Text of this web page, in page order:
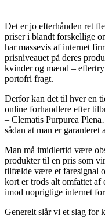
Det er jo efterhånden ret
priser i blandt forskellige
har massevis af internet
prisniveauet på deres
kvinder og mænd –
portofri fragt.
Derfor kan det til hver en
online forhandlere efter
– Clematis Purpurea
sådan at man er garanteret
Man må imidlertid være
produkter til en pris som
tilfælde være et faresignal
kort er trods alt omfattet af
imod uoprigtige internet
Generelt slår vi et slag for